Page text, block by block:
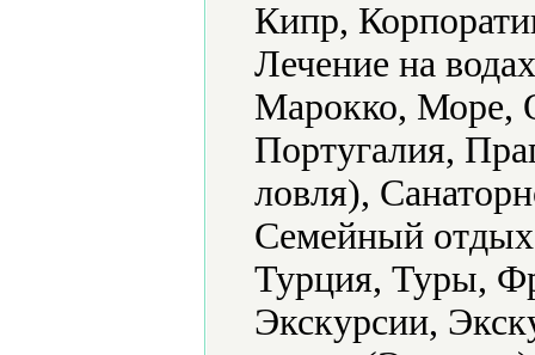
Кипр,
Лечение на
Марокко, Море,
Португалия,
ловля),
Семейный
Турция, Туры,
Экскурсии,